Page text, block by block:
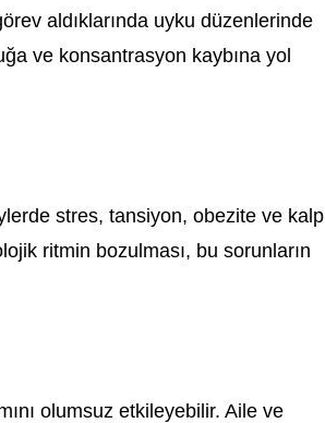
aldıklarında uyku düzenlerinde
ve konsantrasyon kaybına yol
stres, tansiyon, obezite ve kalp
ritmin bozulması, bu sorunların
olumsuz etkileyebilir. Aile ve